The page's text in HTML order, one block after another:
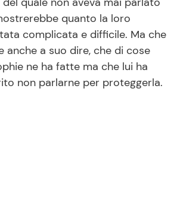
quanto la loro
complicata e difficile. Ma che
anche a suo dire, che di cose
ne ha fatte ma che lui ha
non parlarne per proteggerla.